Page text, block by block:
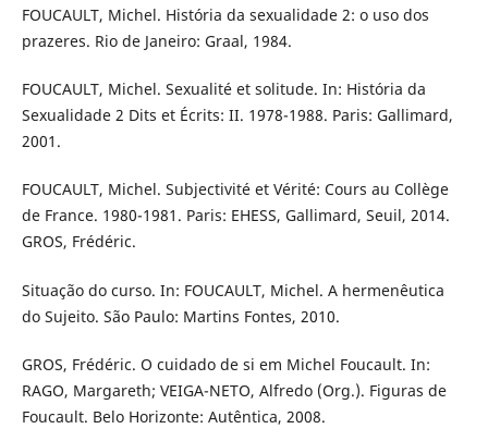
FOUCAULT, Michel. História da sexualidade 2: o uso dos
prazeres. Rio de Janeiro: Graal, 1984.
FOUCAULT, Michel. Sexualité et solitude. In: História da
Sexualidade 2 Dits et Écrits: II. 1978-1988. Paris: Gallimard,
2001.
FOUCAULT, Michel. Subjectivité et Vérité: Cours au Collège
de France. 1980-1981. Paris: EHESS, Gallimard, Seuil, 2014.
GROS, Frédéric.
Situação do curso. In: FOUCAULT, Michel. A hermenêutica
do Sujeito. São Paulo: Martins Fontes, 2010.
GROS, Frédéric. O cuidado de si em Michel Foucault. In:
RAGO, Margareth; VEIGA-NETO, Alfredo (Org.). Figuras de
Foucault. Belo Horizonte: Autêntica, 2008.